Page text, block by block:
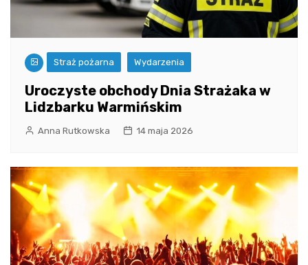
Straż pożarna Wydarzenia
Uroczyste obchody Dnia Strażaka w
Lidzbarku Warmińskim
Anna Rutkowska 14 maja 2026